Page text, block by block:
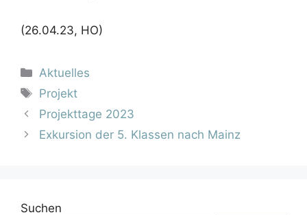
(26.04.23, HO)
Kategorien
Aktuelles
Schlagwörter
Projekt
Projekttage 2023
Exkursion der 5. Klassen nach Mainz
Suchen